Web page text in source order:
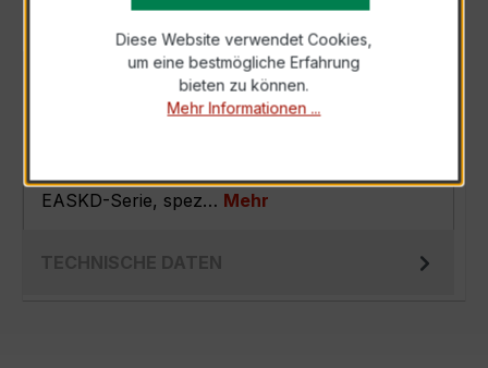
Der EASKD 31.8 3x600/5A 15VA Kl.0,5 ist ein
Verrechnungsstromwandler der bewährten
EASKD-Serie, spez… Mehr
TECHNISCHE DATEN
Diese Website verwendet Cookies,
um eine bestmögliche Erfahrung
bieten zu können.
Mehr Informationen ...